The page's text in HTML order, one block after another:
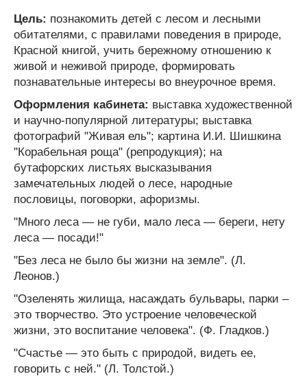
Цель: познакомить детей с лесом и лесными
обитателями, с правилами поведения в природе,
Красной книгой, учить бережному отношению к
живой и неживой природе, формировать
познавательные интересы во внеурочное время.
Оформления кабинета: выставка художественной
и научно-популярной литературы; выставка
фотографий "Живая ель"; картина И.И. Шишкина
"Корабельная роща" (репродукция); на
бутафорских листьях высказывания
замечательных людей о лесе, народные
пословицы, поговорки, афоризмы.
"Много леса — не губи, мало леса — береги, нету
леса — посади!"
"Без леса не было бы жизни на земле". (Л.
Леонов.)
"Озеленять жилища, насаждать бульвары, парки –
это творчество. Это устроение человеческой
жизни, это воспитание человека". (Ф. Гладков.)
"Счастье — это быть с природой, видеть ее,
говорить с ней." (Л. Толстой.)